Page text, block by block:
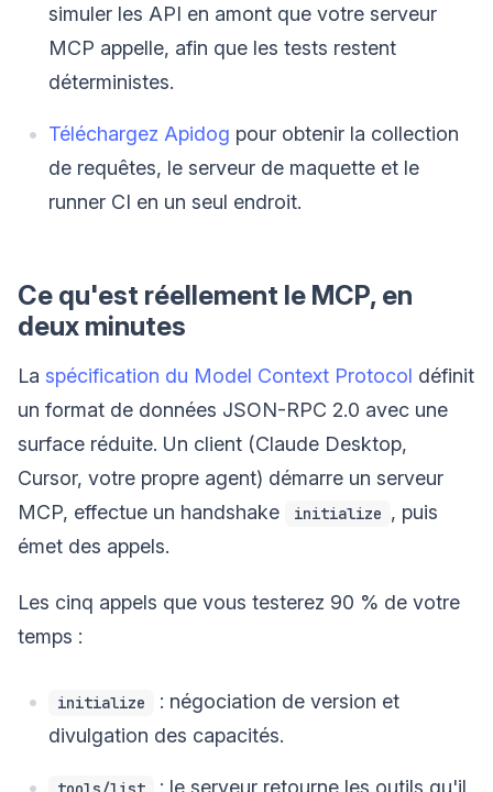
simuler les API en amont que votre serveur
MCP appelle, afin que les tests restent
déterministes.
Téléchargez Apidog pour obtenir la collection
de requêtes, le serveur de maquette et le
runner CI en un seul endroit.
Ce qu'est réellement le MCP, en
deux minutes
La spécification du Model Context Protocol définit
un format de données JSON-RPC 2.0 avec une
surface réduite. Un client (Claude Desktop,
Cursor, votre propre agent) démarre un serveur
MCP, effectue un handshake
initialize , puis
émet des appels.
Les cinq appels que vous testerez 90 % de votre
temps :
initialize
: négociation de version et
divulgation des capacités.
: le serveur retourne les outils qu'il